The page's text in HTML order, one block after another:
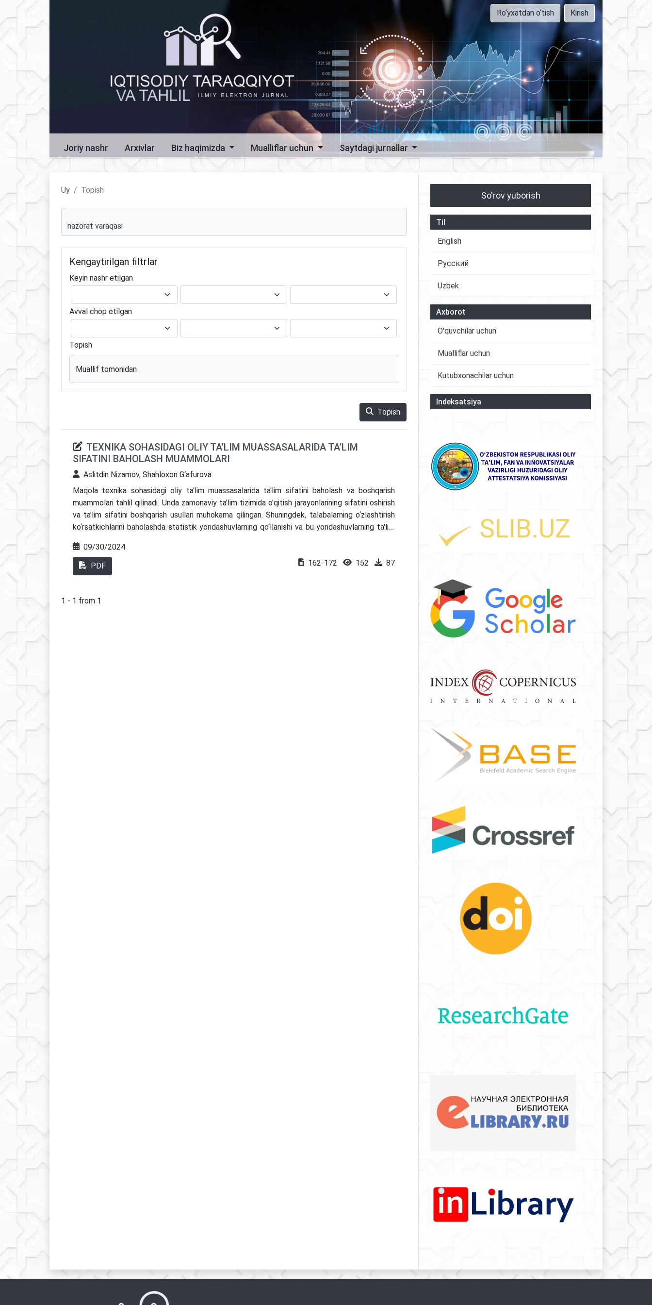
Ro‘yxatdan o‘tish Kirish
Joriy nashr Arxivlar Biz haqimizda Mualliflar uchun Saytdagi jurnallar
Uy Topish
Kengaytirilgan filtrlar
Keyin nashr etilgan
Avval chop etilgan
Topish
Muallif tomonidan
Topish
TEXNIKA SOHASIDAGI OLIY TA’LIM MUASSASALARIDA TA’LIM
SIFATINI BAHOLASH MUAMMOLARI
Aslitdin Nizamov, Shahloxon G‘afurova
Maqola texnika sohasidagi oliy ta'lim muassasalarida ta'lim sifatini baholash va boshqarish
muammolari tahlil qilinadi. Unda zamonaviy ta'lim tizimida o'qitish jarayonlarining sifatini oshirish
va ta’lim sifatini boshqarish usullari muhokama qilingan. Shuningdek, talabalarning o‘zlashtirish
ko‘rsatkichlarini baholashda statistik yondashuvlarning qo‘llanishi va bu yondashuvlarning ta'lim
yurtlari uchun ta'lim sifatini oshirishda muhim ilmiy-amaliy tavsiyalarni o‘z ichiga oladi.
09/30/2024
PDF 162-172 152 87
1 - 1 from 1
So'rov yuborish
Til
English
Русский
Uzbek
Axborot
O'quvchilar uchun
Mualliflar uchun
Kutubxonachilar uchun
Indeksatsiya